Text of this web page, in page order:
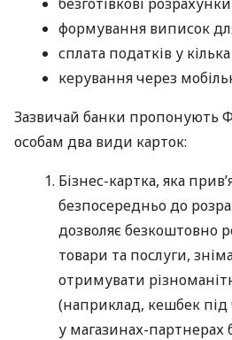
формування виписок
сплата податків у кілька
керування через
Зазвичай банки
особам два види карток:
Бізнес-картка, яка
безпосередньо до
дозволяє безкоштовно
товари та послуги,
отримувати
(наприклад, кешбек під
у магазинах-партнерах